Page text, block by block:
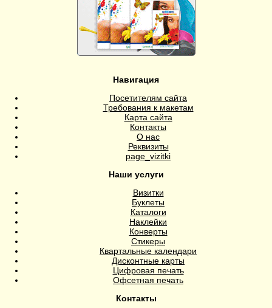
Навигация
Посетителям сайта
Требования к макетам
Карта сайта
Контакты
О нас
Реквизиты
page_vizitki
Наши услуги
Визитки
Буклеты
Каталоги
Наклейки
Конверты
Стикеры
Квартальные календари
Дисконтные карты
Цифровая печать
Офсетная печать
Контакты